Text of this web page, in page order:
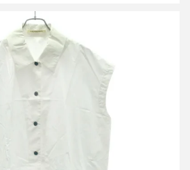
COTTON GATHERED TOP WITH
リーブシャツ HM26S757-STY13
買取金額12,000円